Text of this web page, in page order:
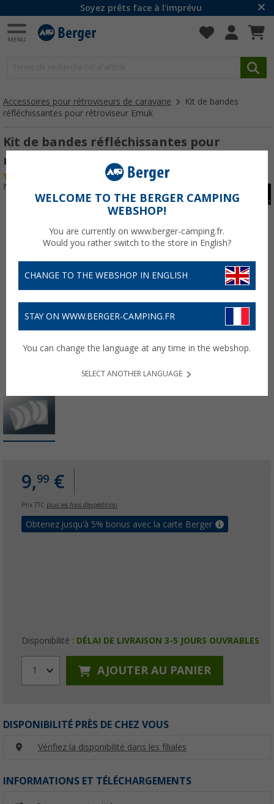
Soyez prêts face à l'imprévu
Accessoires pour rétroviseurs de caravane
Kit de bandes
réfléchissantes pour rétroviseur Emuk
Kit de bandes réfléchissantes pour
rétroviseur Emuk
N° d'art : 229590
9,99 €
Prix TTC plus les frais d'expédition
Obtenez jusqu'à 5% bonus avec la carte Berger
Disponibilité : DÉLAI DE LIVRAISON 3-5 JOURS OUVRABLES
1 AJOUTER AU PANIER
DISPONIBILITÉ PRÈS DE CHEZ VOUS
Vérifiez la disponibilité dans les filiales
INFORMATIONS ET TÉLÉCHARGEMENTS
WELCOME TO THE BERGER CAMPING
WEBSHOP!
You are currently on www.berger-camping.fr.
Would you rather switch to the store in English?
CHANGE TO THE WEBSHOP IN ENGLISH
STAY ON WWW.BERGER-CAMPING.FR
You can change the language at any time in the webshop.
SELECT ANOTHER LANGUAGE